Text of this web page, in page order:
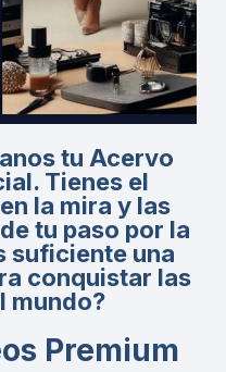
tu Acervo
Tienes el
la mira y las
tu paso por la
suficiente una
conquistar las
mundo?
Premium